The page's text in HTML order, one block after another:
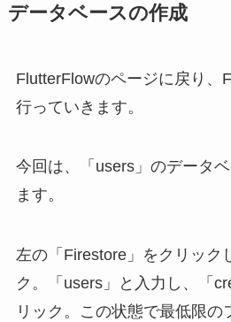
データベースの作成
FlutterFlowのページに戻り、
行っていきます。
今回は、「users」のデータ
ます。
左の「Firestore」をクリック
ク。「users」と入力し、「
リック。この状態で最低限の